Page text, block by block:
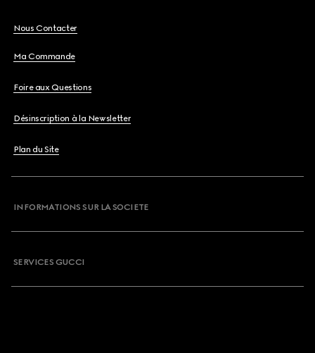
Nous Contacter
Ma Commande
Foire aux Questions
Désinscription à la Newsletter
Plan du Site
INFORMATIONS SUR LA SOCIETE
SERVICES GUCCI